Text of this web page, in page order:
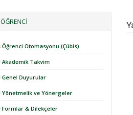
ÖĞRENCI
Öğrenci Otomasyonu (Çübis)
Akademik Takvim
Genel Duyurular
Yönetmelik ve Yönergeler
Formlar & Dilekçeler